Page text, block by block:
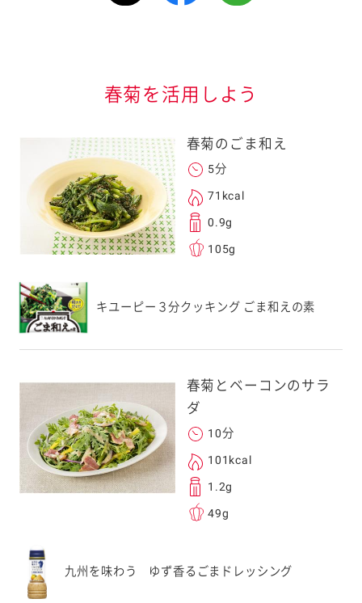
信する事ができ
身以外の方に送
転送していただけ
元コードをス
ォンのカメラ
スマートフォン
春菊を活用しよう
春菊のごま和え
5分
71kcal
0.9g
105g
キユーピー３分クッキング ごま和えの素
春菊とベーコンのサラ
ダ
10分
101kcal
1.2g
49g
九州を味わう ゆず香るごまドレッシング